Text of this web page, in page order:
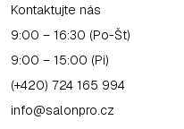
Kontaktujte nás
9:00 – 16:30 (Po-Št)
9:00 – 15:00 (Pi)
(+420) 724 165 994
info@salonpro.cz